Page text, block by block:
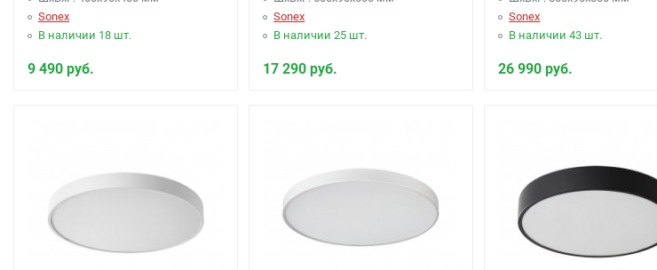
Sonex
В наличии 18 шт.
9 490 руб.
Sonex
В наличии 25 шт.
17 290 руб.
Sonex
В наличии 43 шт.
26 990 руб.